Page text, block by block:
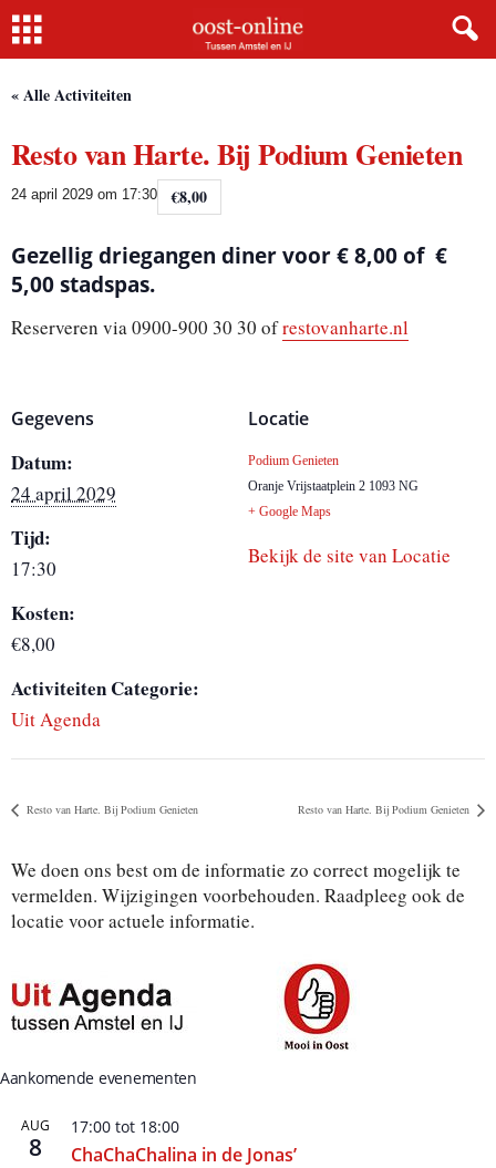
Home
« Alle Activiteiten
Resto van Harte. Bij Podium Genieten
24 april 2029 om 17:30 €8,00
Gezellig driegangen diner voor € 8,00 of €
5,00 stadspas.
Reserveren via 0900-900 30 30 ofrestovanharte.nl
Gegevens
Datum:
24 april 2029
Tijd:
17:30
Kosten:
€8,00
Activiteiten Categorie:
Uit Agenda
Locatie
Podium Genieten
Oranje Vrijstaatplein 2 1093 NG
+ Google Maps
Bekijk de site van Locatie
Resto van Harte. Bij Podium Genieten Resto van Harte. Bij Podium Genieten
We doen ons best om de informatie zo correct mogelijk te
vermelden. Wijzigingen voorbehouden. Raadpleeg ook de
locatie voor actuele informatie.
Aankomende evenementen
AUG
8
17:00 tot 18:00
ChaChaChalina in de Jonas’